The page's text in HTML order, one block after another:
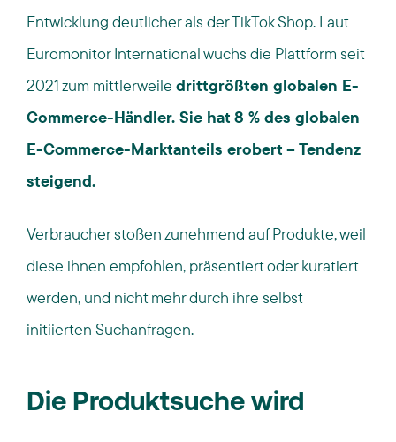
Entwicklung deutlicher als der TikTok Shop. Laut
Euromonitor International wuchs die Plattform seit
2021 zum mittlerweile drittgrößten globalen E-
Commerce-Händler. Sie hat 8 % des globalen
E-Commerce-Marktanteils erobert – Tendenz
steigend.
Verbraucherstoßenzunehmend aufProdukte, weil
diese ihnen empfohlen, präsentiert oder kuratiert
werden, und nicht mehr durch ihre selbst
initiierten Suchanfragen.
Die Produktsuche wird